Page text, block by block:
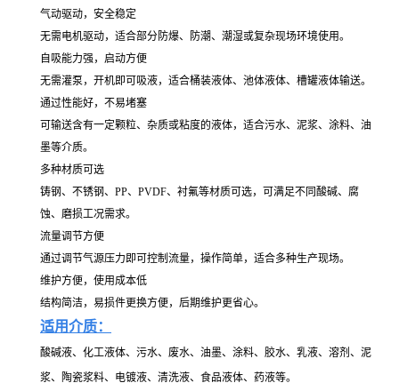
气动驱动，安全稳定
无需电机驱动，适合部分防爆、防潮、潮湿或复杂现场环境使用。
自吸能力强，启动方便
无需灌泵，开机即可吸液，适合桶装液体、池体液体、槽罐液体输送。
通过性能好，不易堵塞
可输送含有一定颗粒、杂质或粘度的液体，适合污水、泥浆、涂料、油
墨等介质。
多种材质可选
铸钢、不锈钢、PP、PVDF、衬氟等材质可选，可满足不同酸碱、腐
蚀、磨损工况需求。
流量调节方便
通过调节气源压力即可控制流量，操作简单，适合多种生产现场。
维护方便，使用成本低
结构简洁，易损件更换方便，后期维护更省心。
适用介质：
酸碱液、化工液体、污水、废水、油墨、涂料、胶水、乳液、溶剂、泥
浆、陶瓷浆料、电镀液、清洗液、食品液体、药液等。